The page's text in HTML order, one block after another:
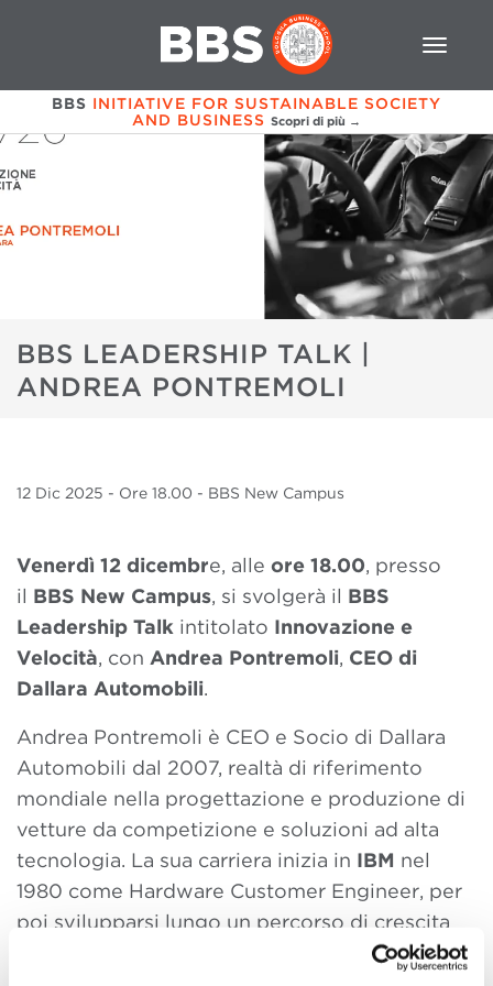
BBS INITIATIVE FOR SUSTAINABLE SOCIETY
AND BUSINESS Scopri di più →
BBS LEADERSHIP TALK |
ANDREA PONTREMOLI
12 Dic 2025 - Ore 18.00 - BBS New Campus
Venerdì 12 dicembre, alle ore 18.00, presso
il BBS New Campus, si svolgerà il BBS
Leadership Talk intitolato Innovazione e
Velocità, con Andrea Pontremoli, CEO di
Dallara Automobili.
Andrea Pontremoli è CEO e Socio di Dallara
Automobili dal 2007, realtà di riferimento
mondiale nella progettazione e produzione di
vetture da competizione e soluzioni ad alta
tecnologia. La sua carriera inizia in IBM nel
1980 come Hardware Customer Engineer, per
poi svilupparsi lungo un percorso di crescita
costante in ruoli di responsabilità nel